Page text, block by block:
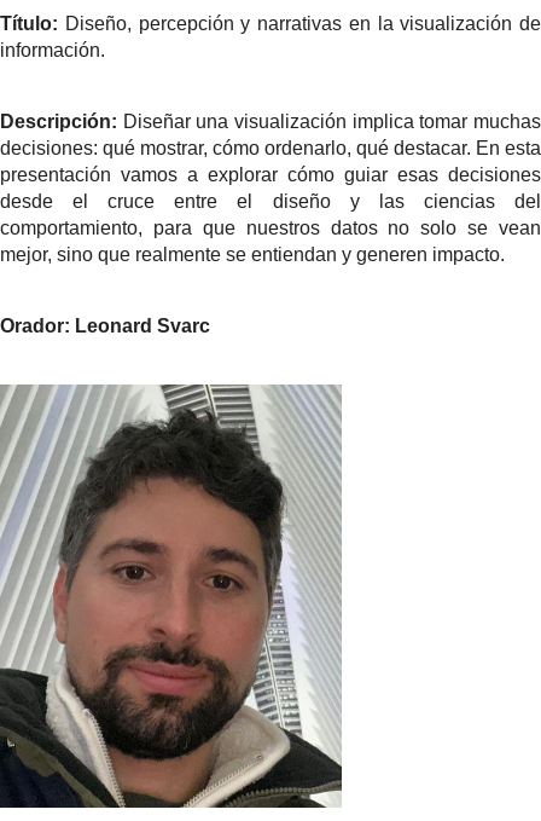
Título: Diseño, percepción y narrativas en la visualización de
información.
Descripción: Diseñar una visualización implica tomar muchas
decisiones: qué mostrar, cómo ordenarlo, qué destacar. En esta
presentación vamos a explorar cómo guiar esas decisiones
desde el cruce entre el diseño y las ciencias del
comportamiento, para que nuestros datos no solo se vean
mejor, sino que realmente se entiendan y generen impacto.
Orador: Leonard Svarc